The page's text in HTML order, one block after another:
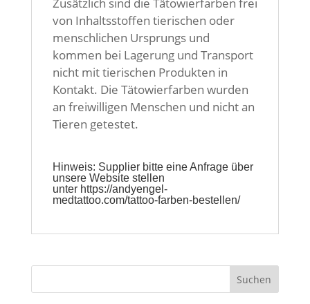
Zusätzlich sind die Tätowierfarben frei
von Inhaltsstoffen tierischen oder
menschlichen Ursprungs und
kommen bei Lagerung und Transport
nicht mit tierischen Produkten in
Kontakt. Die Tätowierfarben wurden
an freiwilligen Menschen und nicht an
Tieren getestet.
Hinweis: Supplier bitte eine Anfrage über
unsere Website stellen
unter https://andyengel-
medtattoo.com/tattoo-farben-bestellen/